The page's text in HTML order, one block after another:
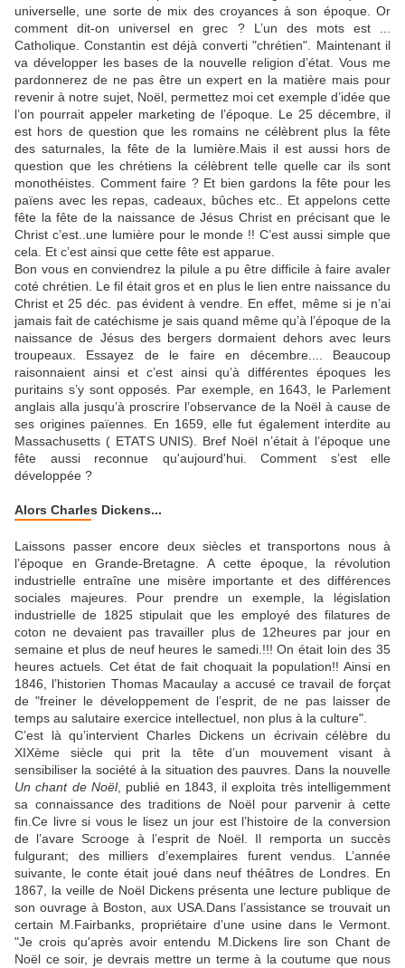
universelle, une sorte de mix des croyances à son époque. Or
comment dit-on universel en grec ? L’un des mots est ...
Catholique. Constantin est déjà converti "chrétien". Maintenant il
va développer les bases de la nouvelle religion d’état. Vous me
pardonnerez de ne pas être un expert en la matière mais pour
revenir à notre sujet, Noël, permettez moi cet exemple d’idée que
l’on pourrait appeler marketing de l’époque. Le 25 décembre, il
est hors de question que les romains ne célèbrent plus la fête
des saturnales, la fête de la lumière.Mais il est aussi hors de
question que les chrétiens la célèbrent telle quelle car ils sont
monothéistes. Comment faire ? Et bien gardons la fête pour les
païens avec les repas, cadeaux, bûches etc.. Et appelons cette
fête la fête de la naissance de Jésus Christ en précisant que le
Christ c’est..une lumière pour le monde !! C’est aussi simple que
cela. Et c’est ainsi que cette fête est apparue.
Bon vous en conviendrez la pilule a pu être difficile à faire avaler
coté chrétien. Le fil était gros et en plus le lien entre naissance du
Christ et 25 déc. pas évident à vendre. En effet, même si je n’ai
jamais fait de catéchisme je sais quand même qu’à l’époque de la
naissance de Jésus des bergers dormaient dehors avec leurs
troupeaux. Essayez de le faire en décembre.... Beaucoup
raisonnaient ainsi et c’est ainsi qu’à différentes époques les
puritains s’y sont opposés. Par exemple, en 1643, le Parlement
anglais alla jusqu’à proscrire l’observance de la Noël à cause de
ses origines païennes. En 1659, elle fut également interdite au
Massachusetts ( ETATS UNIS). Bref Noël n’était à l’époque une
fête aussi reconnue qu'aujourd'hui. Comment s’est elle
développée ?
Alors Charles Dickens...
Laissons passer encore deux siècles et transportons nous à
l’époque en Grande-Bretagne. A cette époque, la révolution
industrielle entraîne une misère importante et des différences
sociales majeures. Pour prendre un exemple, la législation
industrielle de 1825 stipulait que les employé des filatures de
coton ne devaient pas travailler plus de 12heures par jour en
semaine et plus de neuf heures le samedi.!!! On était loin des 35
heures actuels. Cet état de fait choquait la population!! Ainsi en
1846, l’historien Thomas Macaulay a accusé ce travail de forçat
de "freiner le développement de l’esprit, de ne pas laisser de
temps au salutaire exercice intellectuel, non plus à la culture".
C’est là qu’intervient Charles Dickens un écrivain célèbre du
XIXème siècle qui prit la tête d’un mouvement visant à
sensibiliser la société à la situation des pauvres. Dans la nouvelle
Un chant de Noël, publié en 1843, il exploita très intelligemment
sa connaissance des traditions de Noël pour parvenir à cette
fin.Ce livre si vous le lisez un jour est l’histoire de la conversion
de l’avare Scrooge à l’esprit de Noël. Il remporta un succès
fulgurant; des milliers d’exemplaires furent vendus. L’année
suivante, le conte était joué dans neuf théâtres de Londres. En
1867, la veille de Noël Dickens présenta une lecture publique de
son ouvrage à Boston, aux USA.Dans l’assistance se trouvait un
certain M.Fairbanks, propriétaire d’une usine dans le Vermont.
"Je crois qu'après avoir entendu M.Dickens lire son Chant de
Noël ce soir, je devrais mettre un terme à la coutume que nous